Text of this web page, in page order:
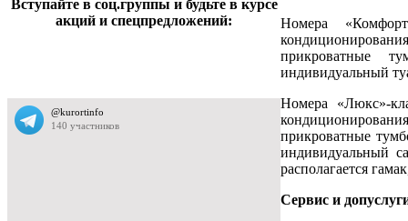
Вступайте в соц.группы и будьте в курсе
акций и спецпредложений:
Номера
прикроватные
индивидуальный
Номера «Люкс»-
прикроватные
индивидуальный
располагается
Сервис и